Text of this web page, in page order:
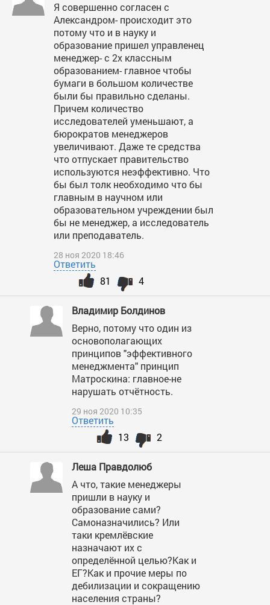
Я совершенно согласен с
Александром- происходит это
потому что и в науку и
образование пришел управленец
менеджер- с 2х классным
образованием- главное чтобы
бумаги в большом количестве
были бы правильно сделаны.
Причем количество
исследователей уменьшают, а
бюрократов менеджеров
увеличивают. Даже те средства
что отпускает правительство
используются неэффективно. Что
бы был толк необходимо что бы
главным в научном или
образовательном учреждении был
бы не менеджер, а исследователь
или преподаватель.
28 ноя 2020 18:46
Ответить
4
81
Владимир Болдинов
Верно, потому что один из
основополагающих
принципов "эффективного
менеджмента" принцип
Матроскина: главное-не
нарушать отчётность.
29 ноя 2020 10:35
Ответить
2
13
Леша Правдолюб
А что, такие менеджеры
пришли в науку и
образование сами?
Самоназначились? Или
таки кремлёвские
назначают их с
определённой целью?Как и
ЕГ?Как и прочие меры по
дебилизации и сокращению
населения страны?